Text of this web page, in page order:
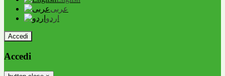
عربى
اردو
Accedi
Accedi